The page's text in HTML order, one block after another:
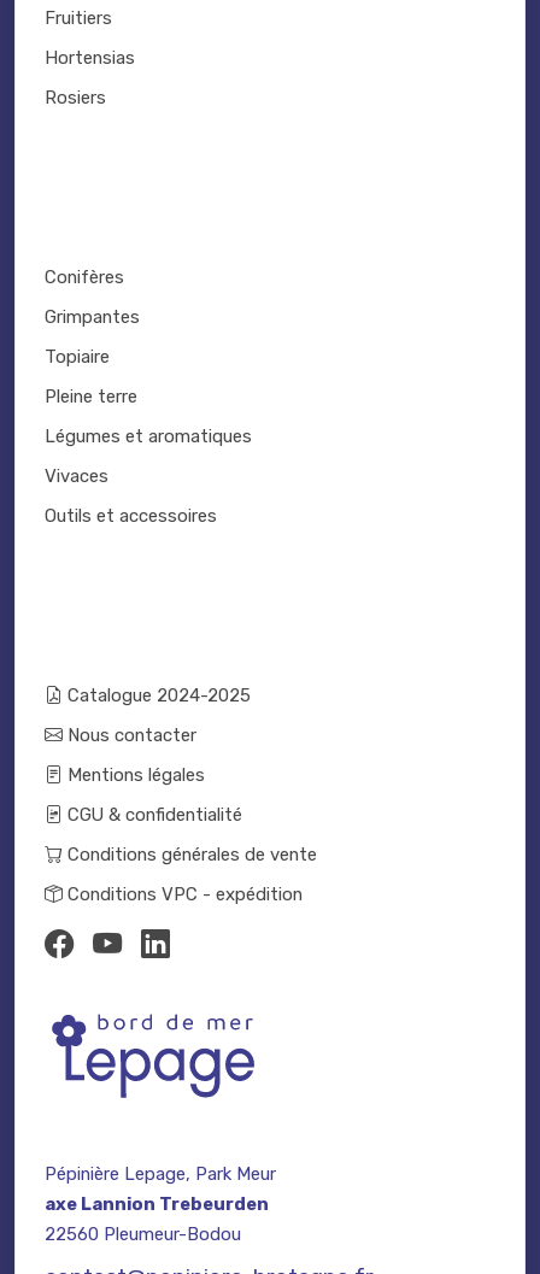
Fruitiers
Hortensias
Rosiers
Conifères
Grimpantes
Topiaire
Pleine terre
Légumes et aromatiques
Vivaces
Outils et accessoires
Catalogue 2024-2025
Nous contacter
Mentions légales
CGU & confidentialité
Conditions générales de vente
Conditions VPC - expédition
Pépinière Lepage, Park Meur
axe Lannion Trebeurden
22560 Pleumeur-Bodou